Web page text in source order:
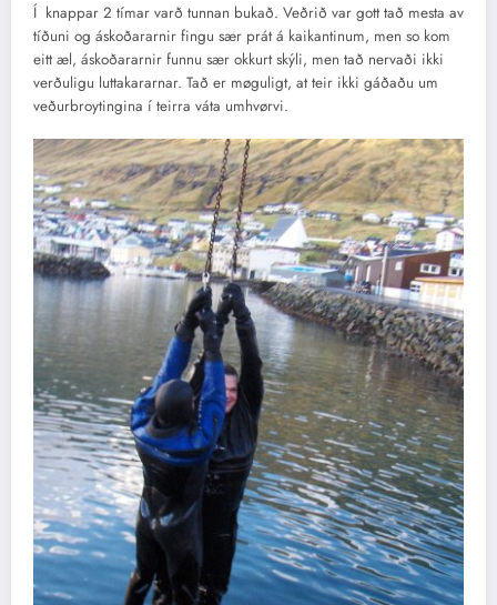
Í knappar 2 tímar varð tunnan bukað. Veðrið var gott tað mesta av
tíðuni og áskoðararnir fingu sær prát á kaikantinum, men so kom
eitt æl, áskoðararnir funnu sær okkurt skýli, men tað nervaði ikki
verðuligu luttakararnar. Tað er møguligt, at teir ikki gáðaðu um
veðurbroytingina í teirra váta umhvørvi.